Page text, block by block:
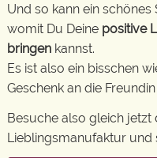
Und so kann ein
womit Du Deine positive
bringen kannst.
Es ist also ein bisschen
Geschenk an die
Besuche also gleich jetzt
Lieblingsmanufaktur und